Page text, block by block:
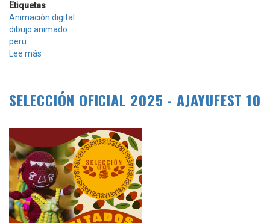
Etiquetas
Animación digital
dibujo animado
peru
Lee más
AjayuLab
2.0
SELECCIÓN OFICIAL 2025 - AJAYUFEST 10